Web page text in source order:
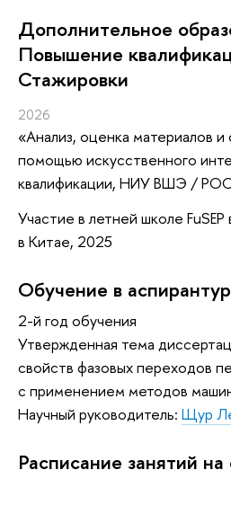
Дополнительное
Повышение
Стажировки
2026
«Анализ, оценка материалов и
помощью искусственного
квалификации, НИУ ВШЭ /
Участие в летней школе
в Китае, 2025
Обучение в
2-й год обучения
Утвержденная тема
свойств фазовых переходов
с применением методов
Научный руководитель: Щур
Расписание занятий на